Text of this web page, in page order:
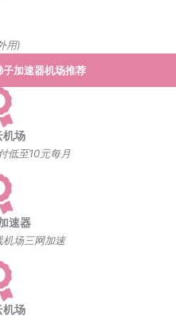
用)
加速器机场推荐
机场
低至10元每月
速器
机场三网加速
机场